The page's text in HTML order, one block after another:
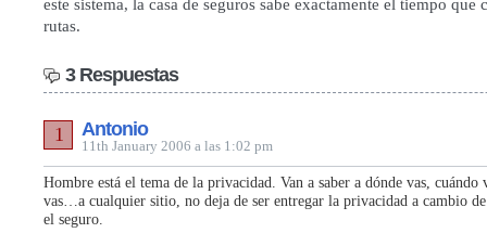
este sistema, la casa de seguros sabe exactamente el tiempo que
rutas.
3 Respuestas
Antonio
11th January 2006 a las 1:02 pm
1
Hombre está el tema de la privacidad. Van a saber a dónde vas, cuándo
vas…a cualquier sitio, no deja de ser entregar la privacidad a cambio de
el seguro.